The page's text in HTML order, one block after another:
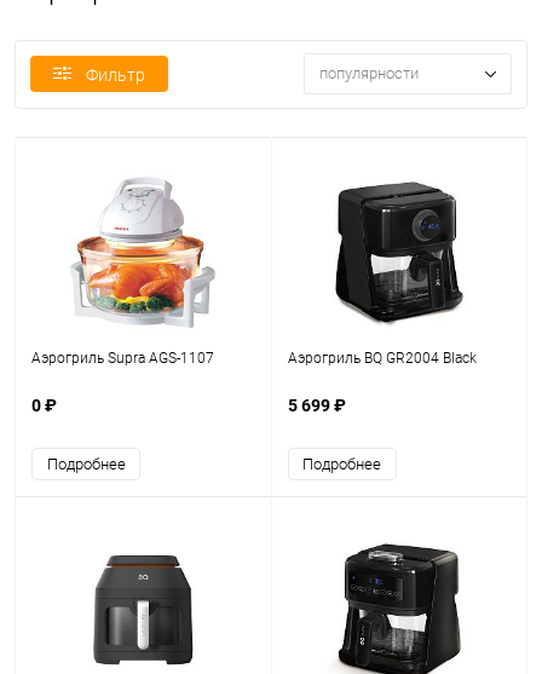
Фильтр популярности
Аэрогриль Supra AGS-1107
0 ₽
Подробнее
Аэрогриль BQ GR2004 Black
5 699 ₽
Подробнее